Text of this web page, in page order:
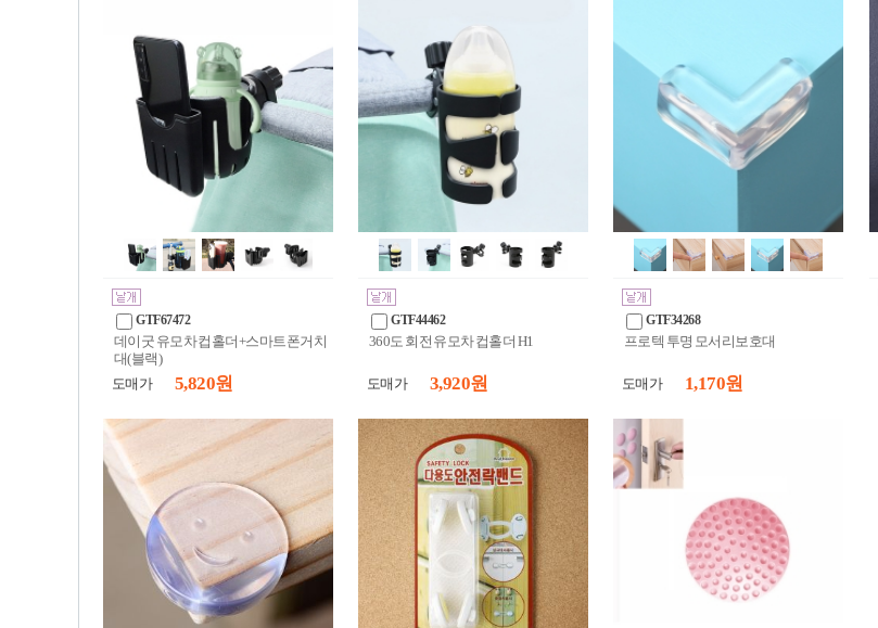
GTF67472
데이굿 유모차 컵홀더+스마트폰거치
대(블랙)
도매가
5,820 원
GTF44462
360도 회전 유모차 컵홀더 H1
도매가 3,920 원
GTF34268
프로텍 투명 모서리보호대
도매가 1,170 원